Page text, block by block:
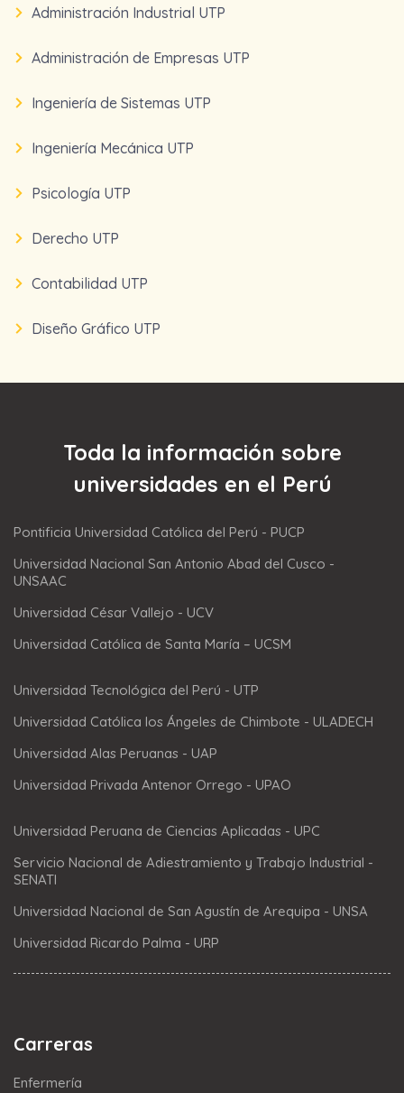
Administración Industrial UTP
Administración de Empresas UTP
Ingeniería de Sistemas UTP
Ingeniería Mecánica UTP
Psicología UTP
Derecho UTP
Contabilidad UTP
Diseño Gráfico UTP
Toda la información sobre
universidades en el Perú
Pontificia Universidad Católica del Perú - PUCP
Universidad Nacional San Antonio Abad del Cusco -
UNSAAC
Universidad César Vallejo - UCV
Universidad Católica de Santa María – UCSM
Universidad Tecnológica del Perú - UTP
Universidad Católica los Ángeles de Chimbote - ULADECH
Universidad Alas Peruanas - UAP
Universidad Privada Antenor Orrego - UPAO
Universidad Peruana de Ciencias Aplicadas - UPC
Servicio Nacional de Adiestramiento y Trabajo Industrial -
SENATI
Universidad Nacional de San Agustín de Arequipa - UNSA
Universidad Ricardo Palma - URP
Carreras
Enfermería